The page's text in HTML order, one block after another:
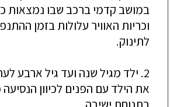
במושב קדמי ברכב שבו נמצאות
וכריות האוויר עלולות בזמן
לתינוק.
2. ילד מגיל שנה ועד גיל ארבע
את הילד עם הפנים לכיוון